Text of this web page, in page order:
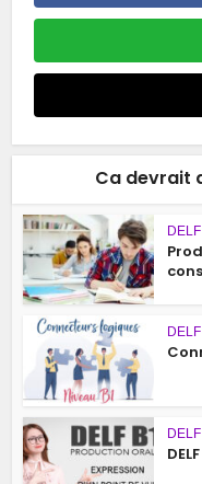
Ca devrait
DELF